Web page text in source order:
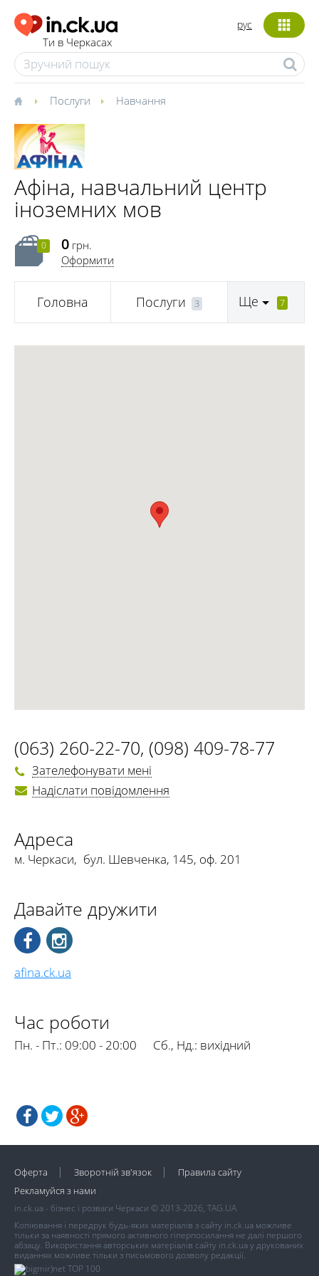
Ти в Черкасах
рус
Послуги Навчання
Афіна, навчальний центр
іноземних мов
0 0 грн.
Оформити
Головна Послуги 3 Ще 7
(063) 260-22-70, (098) 409-78-77
Зателефонувати мені
Надіслати повідомлення
Адреса
м. Черкаси, бул. Шевченка, 145, оф. 201
Давайте дружити
afina.ck.ua
Час роботи
Пн. - Пт.: 09:00 - 20:00 Сб., Нд.: вихідний
Оферта Зворотній зв'язок
Правила сайту
Рекламуйся з нами
in.ck.ua - бізнес і розваги Черкаси © 2013-2026, TAG.UA
Копіювання і передрук будь-яких матеріалів з сайту in.ck.ua можливе
тільки за наявності прямого активного гіперпосилання не далі першого
абзацу. Використання авторських матеріалів сайту in.ck.ua у друкованих
виданнях можливе тільки з письмового дозволу редакції.